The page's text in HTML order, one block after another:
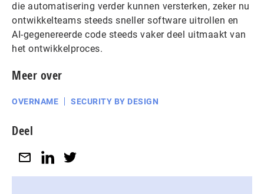
die automatisering verder kunnen versterken, zeker nu
ontwikkelteams steeds sneller software uitrollen en
AI-gegenereerde code steeds vaker deel uitmaakt van
het ontwikkelproces.
Meer over
OVERNAME SECURITY BY DESIGN
Deel